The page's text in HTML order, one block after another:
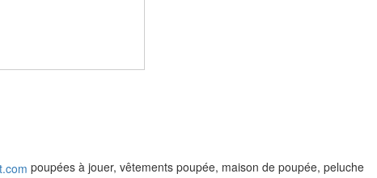
poupées à jouer, vêtements poupée, maison de poupée, peluche